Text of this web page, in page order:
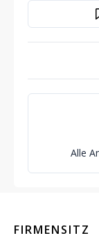
Alle
FIRMENSITZ